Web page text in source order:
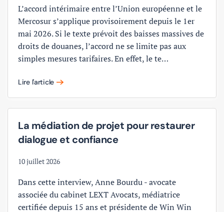
L’accord intérimaire entre l’Union européenne et le
Mercosur s’applique provisoirement depuis le 1er
mai 2026. Si le texte prévoit des baisses massives de
droits de douanes, l’accord ne se limite pas aux
simples mesures tarifaires. En effet, le te…
Lire l'article
La médiation de projet pour restaurer
dialogue et confiance
10 juillet 2026
Dans cette interview, Anne Bourdu - avocate
associée du cabinet LEXT Avocats, médiatrice
certifiée depuis 15 ans et présidente de Win Win